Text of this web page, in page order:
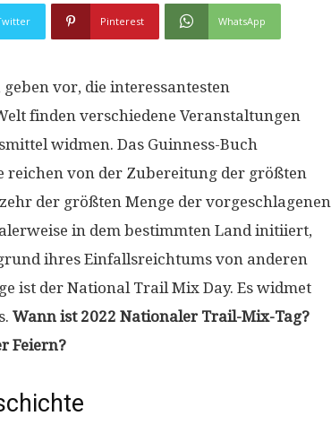
Pinterest WhatsApp
vor, die interessantesten
finden verschiedene Veranstaltungen
widmen. Das Guinness-Buch
reichen von der Zubereitung der größten
der größten Menge der vorgeschlagenen
in dem bestimmten Land initiiert,
ihres Einfallsreichtums von anderen
ist der National Trail Mix Day. Es widmet
Wann ist 2022 Nationaler Trail-Mix-Tag?
Feiern?